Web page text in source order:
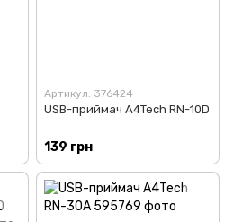
Артикул: 376424
USB-приймач A4Tech RN-10D
139 грн